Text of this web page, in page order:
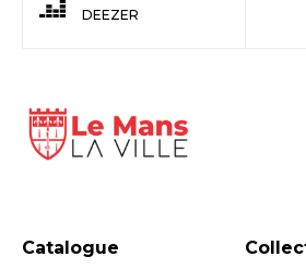
DEEZER
Catalogue